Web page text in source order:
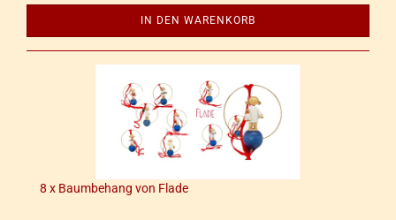
IN DEN WARENKORB
8 x Baum­be­hang von Flade